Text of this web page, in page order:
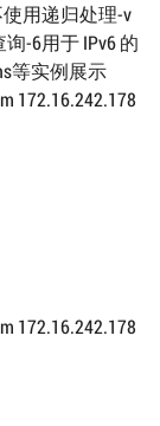
用递归处理-v
-6用于 IPv6 的
等实例展示
172.16.242.178
172.16.242.178